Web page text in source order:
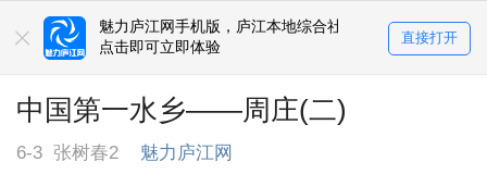
魅力庐江网手机版，庐江本地综合社区
点击即可立即体验
直接打开
中国第一水乡——周庄(二)
6-3 张树春2 魅力庐江网